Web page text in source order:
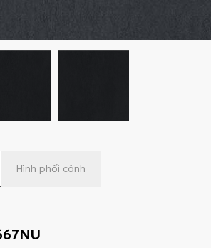
Hình phối cảnh